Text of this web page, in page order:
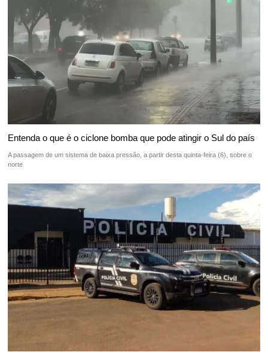
Entenda o que é o ciclone bomba que pode atingir o Sul do país
A passagem de um sistema de baixa pressão, a partir desta quinta-feira (6), sobre o
norte